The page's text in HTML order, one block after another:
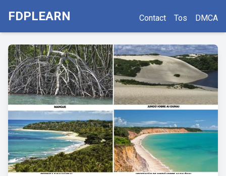
FDPLEARN Contact Tos DMCA